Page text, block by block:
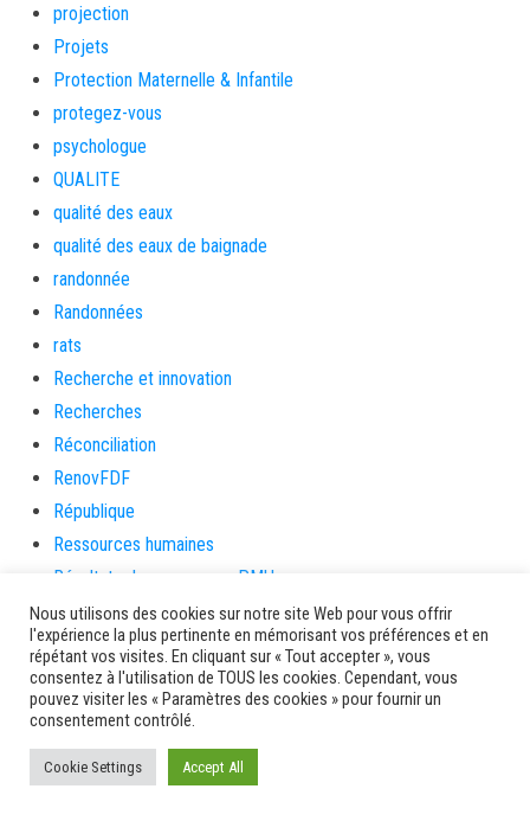
projection
Projets
Protection Maternelle & Infantile
protegez-vous
psychologue
QUALITE
qualité des eaux
qualité des eaux de baignade
randonnée
Randonnées
rats
Recherche et innovation
Recherches
Réconciliation
RenovFDF
République
Ressources humaines
Résultats des courses – PMU
réunion publique
revolution
Rhum
Rivière-Pilote
Rivière-Salée
rongeurs
Nous utilisons des cookies sur notre site Web pour vous offrir
l'expérience la plus pertinente en mémorisant vos préférences et en
répétant vos visites. En cliquant sur « Tout accepter », vous
consentez à l'utilisation de TOUS les cookies. Cependant, vous
pouvez visiter les « Paramètres des cookies » pour fournir un
consentement contrôlé.
Cookie Settings Accept All